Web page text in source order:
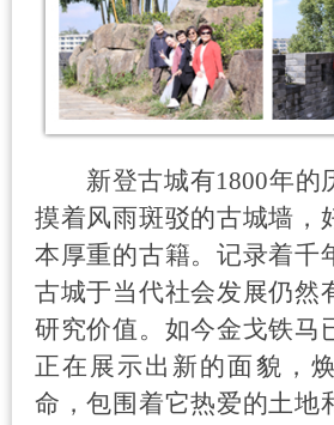
新登古城有1800年的
摸着风雨斑驳的古城墙，
本厚重的古籍。记录着千
古城于当代社会发展仍然
研究价值。如今金戈铁马
正在展示出新的面貌，
命，包围着它热爱的土地